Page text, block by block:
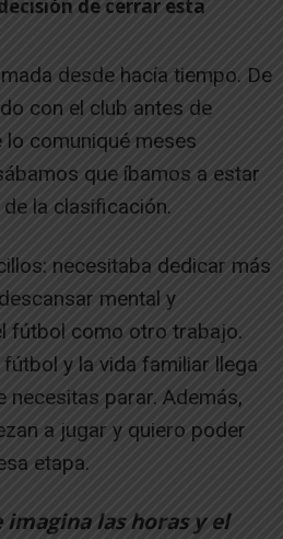
de cerrar esta
desde hacía tiempo. De
con el club antes de
lo comuniqué meses
que íbamos a estar
la clasificación.
necesitaba dedicar más
mental y
fútbol como otro trabajo.
y la vida familiar llega
necesitas parar. Además,
a jugar y quiero poder
etapa.
imagina las horas y el